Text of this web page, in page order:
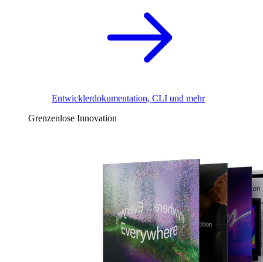
Entwicklerdokumentation, CLI und mehr
Grenzenlose Innovation